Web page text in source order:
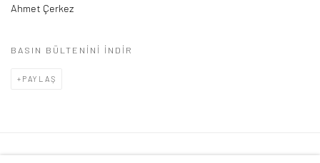
Ahmet Çerkez
BASIN BÜLTENINI INDIR
PAYLAŞ